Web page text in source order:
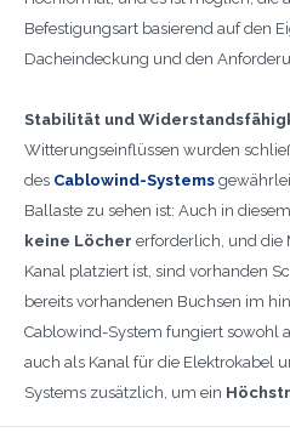
Befestigungsart basierend auf den
Dacheindeckung und den
Stabilität und
Witterungseinflüssen wurden
des Cablowind-Systems
Ballaste zu sehen ist: Auch in
keine Löcher erforderlich, und die
Kanal platziert ist, sind vorhanden
bereits vorhandenen Buchsen im
Cablowind-System fungiert sowohl
auch als Kanal für die Elektrokabel
Systems zusätzlich, um ein